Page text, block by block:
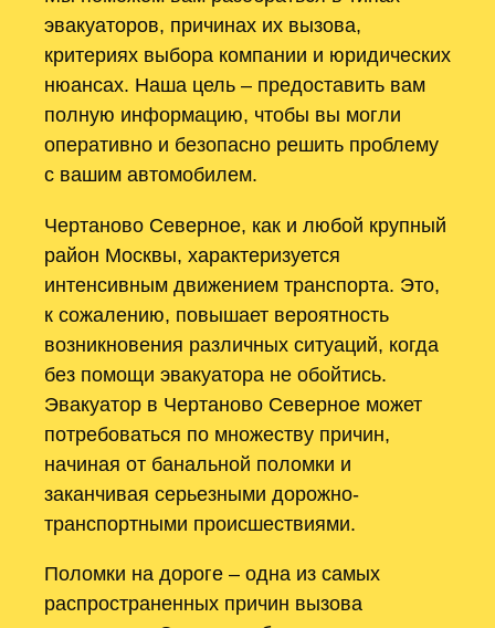
эвакуаторов, причинах их вызова,
критериях выбора компании и юридических
нюансах. Наша цель – предоставить вам
полную информацию, чтобы вы могли
оперативно и безопасно решить проблему
с вашим автомобилем.
Чертаново Северное, как и любой крупный
район Москвы, характеризуется
интенсивным движением транспорта. Это,
к сожалению, повышает вероятность
возникновения различных ситуаций, когда
без помощи эвакуатора не обойтись.
Эвакуатор в Чертаново Северное может
потребоваться по множеству причин,
начиная от банальной поломки и
заканчивая серьезными дорожно-
транспортными происшествиями.
Поломки на дороге – одна из самых
распространенных причин вызова